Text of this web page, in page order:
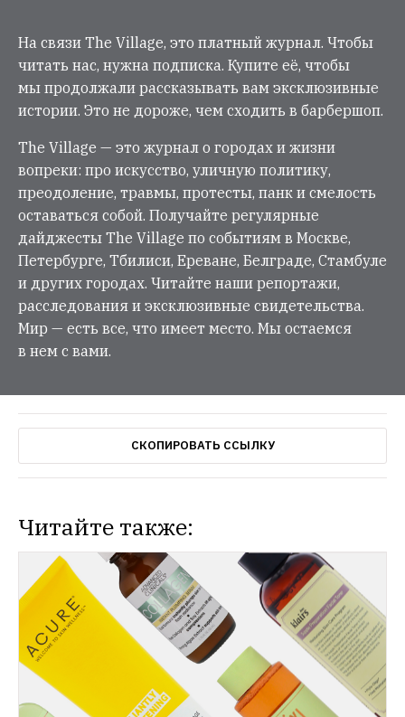
На связи The Village, это платный журнал. Чтобы
читать нас, нужна подписка. Купите её, чтобы
мы продолжали рассказывать вам эксклюзивные
истории. Это не дороже, чем сходить в барбершоп.
The Village — это журнал о городах и жизни
вопреки: про искусство, уличную политику,
преодоление, травмы, протесты, панк и смелость
оставаться собой. Получайте регулярные
дайджесты The Village по событиям в Москве,
Петербурге, Тбилиси, Ереване, Белграде, Стамбуле
и других городах. Читайте наши репортажи,
расследования и эксклюзивные свидетельства.
Мир — есть все, что имеет место. Мы остаемся
в нем с вами.
СКОПИРОВАТЬ ССЫЛКУ
Читайте также: